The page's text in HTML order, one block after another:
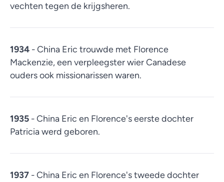
vechten tegen de krijgsheren.
1934 - China Eric trouwde met Florence
Mackenzie, een verpleegster wier Canadese
ouders ook missionarissen waren.
1935 - China Eric en Florence's eerste dochter
Patricia werd geboren.
1937 - China Eric en Florence's tweede dochter